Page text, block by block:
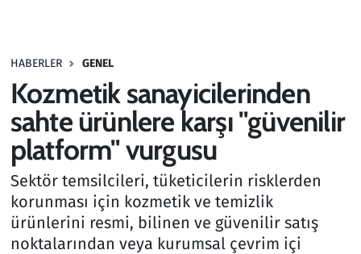
HABERLER GENEL
Kozmetik sanayicilerinden
sahte ürünlere karşı "güvenilir
platform" vurgusu
Sektör temsilcileri, tüketicilerin risklerden
korunması için kozmetik ve temizlik
ürünlerini resmi, bilinen ve güvenilir satış
noktalarından veya kurumsal çevrim içi
Haber
Kültür Sanat
Kurumsal Haberler
Lezzet Durağı
Memur ve Kamu